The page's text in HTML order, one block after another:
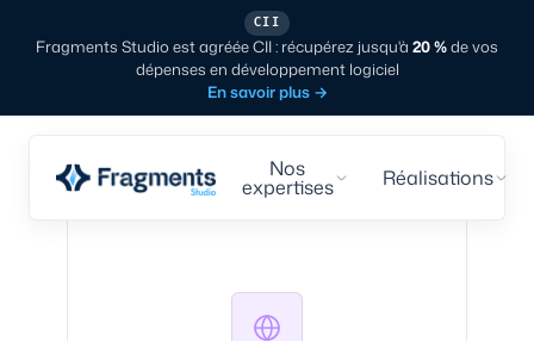
CII
Fragments Studio est agréée CII : récupérez jusqu'à 20 %de vos
dépenses en développement logiciel
En savoir plus →
Nos
expertises Réalisations